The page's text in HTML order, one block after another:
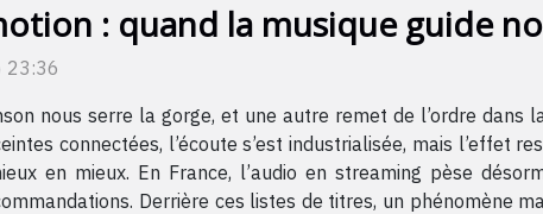
: quand la musique guide
23:36
nous serre la gorge, et une autre remet de l’ordre dans
connectées, l’écoute s’est industrialisée, mais l’effet
en mieux. En France, l’audio en streaming pèse
Derrière ces listes de titres, un phénomène